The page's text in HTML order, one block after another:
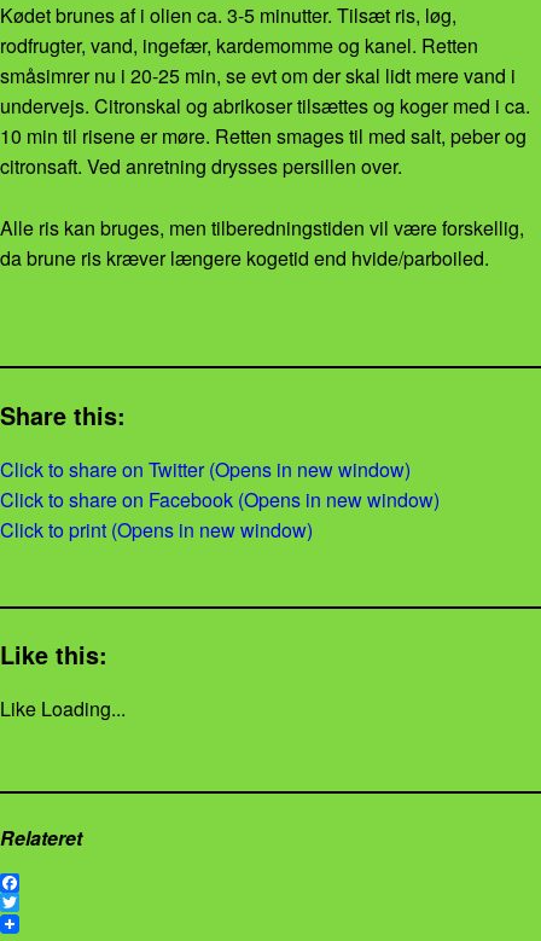
Kødet brunes af i olien ca. 3-5 minutter. Tilsæt ris, løg,
rodfrugter, vand, ingefær, kardemomme og kanel. Retten
småsimrer nu i 20-25 min, se evt om der skal lidt mere vand i
undervejs. Citronskal og abrikoser tilsættes og koger med i ca.
10 min til risene er møre. Retten smages til med salt, peber og
citronsaft. Ved anretning drysses persillen over.
Alle ris kan bruges, men tilberedningstiden vil være forskellig,
da brune ris kræver længere kogetid end hvide/parboiled.
Share this:
Click to share on Twitter (Opens in new window)
Click to share on Facebook (Opens in new window)
Click to print (Opens in new window)
Like this:
Like Loading...
Relateret
F
a
T